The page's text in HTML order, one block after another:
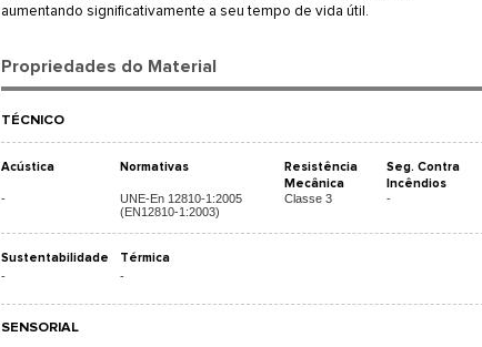
aumentando significativamente a seu tempo de vida útil.
Propriedades do Material
TÉCNICO
Acústica Normativas
Resistência
Mecânica
Seg. Contra
Incêndios
-
UNE-En 12810-1:2005
(EN12810-1:2003)
Classe 3 -
Sustentabilidade Térmica
- -
SENSORIAL